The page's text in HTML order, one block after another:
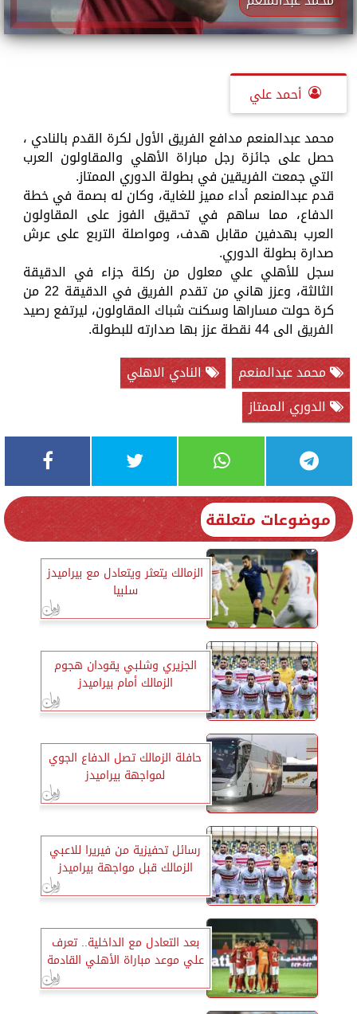
أحمد علي
محمد عبدالمنعم مدافع الفريق الأول لكرة القدم بالنادي ،
حصل على جائزة رجل مباراة الأهلي والمقاولون العرب
التي جمعت الفريقين في بطولة الدوري الممتاز.
قدم عبدالمنعم أداء مميز للغاية، وكان له بصمة في خطة
الدفاع، مما ساهم في تحقيق الفوز على المقاولون
العرب بهدفين مقابل هدف، ومواصلة التربع على عرش
صدارة بطولة الدوري.
سجل للأهلي علي معلول من ركلة جزاء في الدقيقة
الثالثة، وعزز هاني من تقدم الفريق في الدقيقة 22 من
كرة حولت مساراها وسكنت شباك المقاولون، ليرتفع رصيد
الفريق الى 44 نقطة عزز بها صدارته للبطولة.
محمد عبدالمنعم
النادي الاهلي
الدوري الممتاز
موضوعات متعلقة
الزمالك يتعثر ويتعادل مع بيراميدز
سلبيا
الجزيري وشلبي يقودان هجوم
الزمالك أمام بيراميدز
حافلة الزمالك تصل الدفاع الجوي
لمواجهة بيراميدز
رسائل تحفيزية من فيريرا للاعبي
الزمالك قبل مواجهة بيراميدز
بعد التعادل مع الداخلية.. تعرف
علي موعد مباراة الأهلي القادمة